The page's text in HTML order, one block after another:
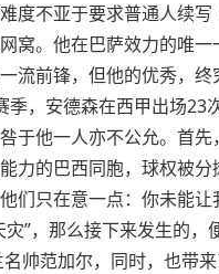
度不亚于要求普通人续
窝。他在巴萨效力的唯
流前锋，但他的优秀，
，安德森在西甲出场23
于他一人亦不公允。首
力的巴西同胞，球权被分
们只在意一点：你未能
”，那么接下来发生的，
帅范加尔，同时，也带